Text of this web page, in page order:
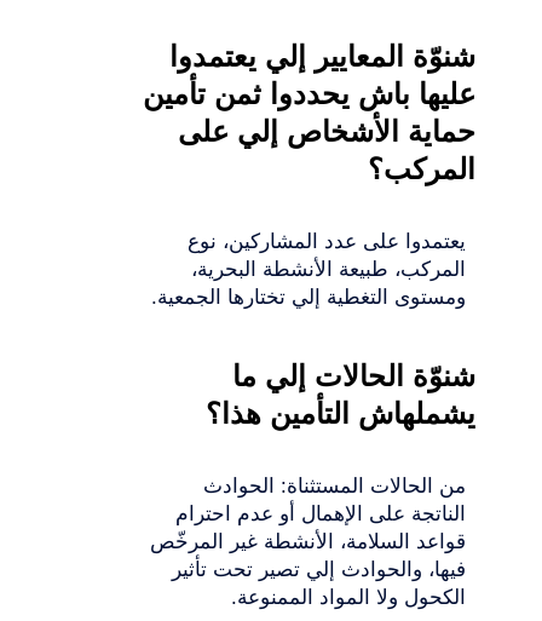
شنوّة المعايير إلي يعتمدوا
عليها باش يحددوا ثمن تأمين
حماية الأشخاص إلي على
المركب؟
يعتمدوا على عدد المشاركين، نوع
المركب، طبيعة الأنشطة البحرية،
ومستوى التغطية إلي تختارها الجمعية.
شنوّة الحالات إلي ما
يشملهاش التأمين هذا؟
من الحالات المستثناة: الحوادث
الناتجة على الإهمال أو عدم احترام
قواعد السلامة، الأنشطة غير المرخّص
فيها، والحوادث إلي تصير تحت تأثير
الكحول ولا المواد الممنوعة.